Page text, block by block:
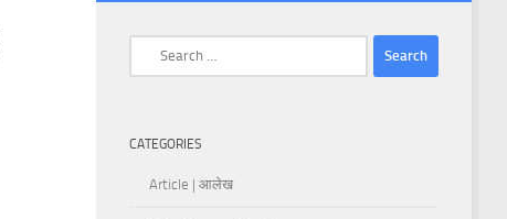
CATEGORIES
Article | आलेख